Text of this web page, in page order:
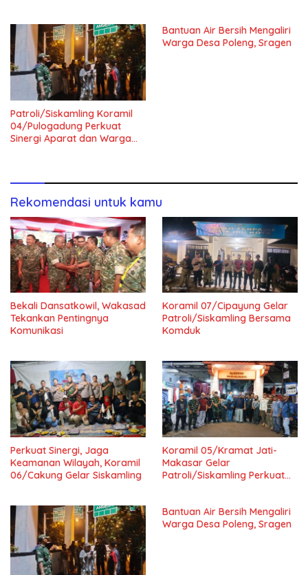
Patroli/Siskamling Koramil
04/Pulogadung Perkuat
Sinergi Aparat dan Warga
Bantuan Air Bersih Mengaliri
Warga Desa Poleng, Sragen
Rekomendasi untuk kamu
Bekali Dansatkowil, Wakasad
Tekankan Pentingnya
Komunikasi
Koramil 07/Cipayung Gelar
Patroli/Siskamling Bersama
Komduk
Perkuat Sinergi, Jaga
Keamanan Wilayah, Koramil
06/Cakung Gelar Siskamling
Koramil 05/Kramat Jati-
Makasar Gelar
Patroli/Siskamling Perkuat
Bantuan Air Bersih Mengaliri
Warga Desa Poleng, Sragen